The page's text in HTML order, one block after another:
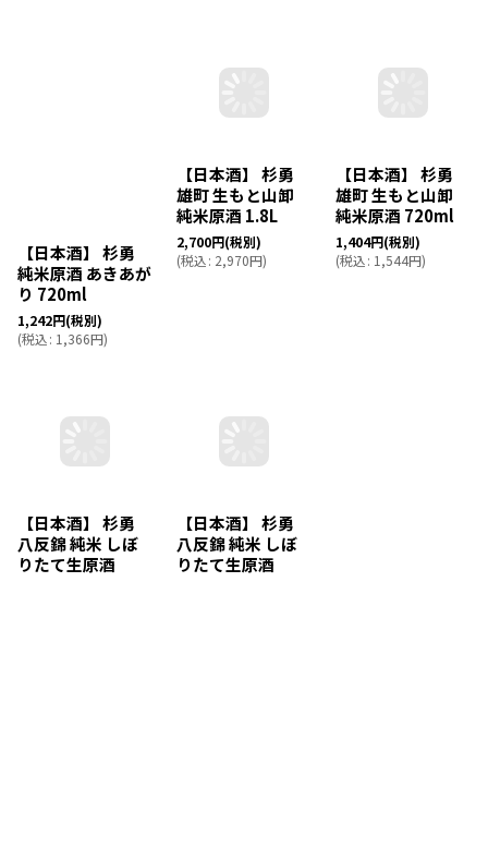
【日本酒】 杉勇
純米原酒 あきあが
り 720ml
1,242円(税別)
(税込: 1,366円)
【日本酒】 杉勇
雄町 生もと山卸
【日本酒】 杉勇
雄町 生もと山卸